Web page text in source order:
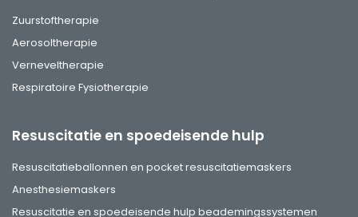
Zuurstoftherapie
Aerosoltherapie
Verneveltherapie
Respiratoire Fysiotherapie
Resuscitatie en spoedeisende hulp
Resuscitatieballonnen en pocket resuscitatiemaskers
Anesthesiemaskers
Resuscitatie en spoedeisende hulp beademingssystemen